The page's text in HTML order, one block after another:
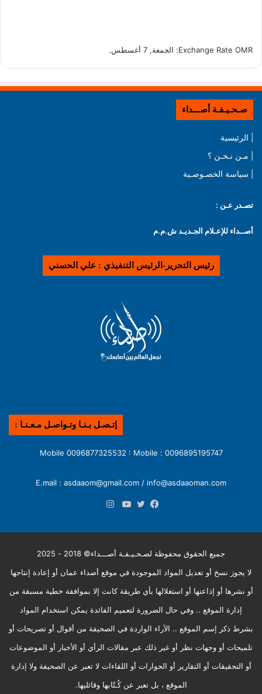
Exchange Rate OMR : الجمعة, 7 أغسطس.
صـحـيـفـة أصـــداء
| الرئيسية
| مـن نـحـن ؟
| سياسة الخصـوصـية
تصـدر عـن :
أصــداء للإعـلام الجـديـد ش.م.م
رئيس التحرير-الرئيس التنفيذي : علي الحسني
إتـصـل بـنـا وتـواصـل مـعـنـا :
0096895195747 : Mobile 0096877325532 : Mobile
E.mail : asdaaom@gmail.com / info@asdaaoman.com
جميع الحقوق محفوظة لصـحـيـفـة أصـــداء© 2018 - 2025
لا يجوز نسخ أو تعديل المواد الموجودة في موقع أصداء عمان أو إعادة إنتاجها
أو نشرها أو إذاعتها أو استغلالها بأي طريقة كانت إلا بموافقة خطية مسبقة من
إدارة الموقع .. وفي حال الضرورة لتعميم الفائدة يمكن استخدام المواد
بشرط ذكر إسم الموقع .. الآراء الواردة في الصحيفة من أقوال أو تصريحات أو
تلميحات أو وجهات نظر أو غير ذلك عبر مقالات الرأي أو الأخبار أو الموضوعات
أو التحقيقات أو التقارير أو الحوارات أو اللقاءات لا تعبر عن الصحيفة ولا إدارة
الموقع ، بل تعبر عن كُـتّابها وقائليها.